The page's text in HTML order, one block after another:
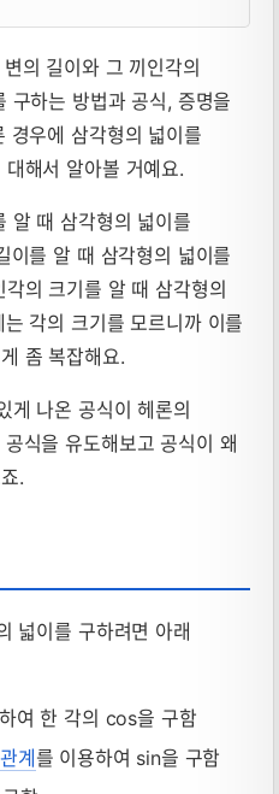
의 길이와 그 끼인각의
구하는 방법과 공식, 증명을
경우에 삼각형의 넓이를
해서 알아볼 거예요.
알 때 삼각형의 넓이를
이를 알 때 삼각형의 넓이를
의 크기를 알 때 삼각형의
각의 크기를 모르니까 이를
좀 복잡해요.
게 나온 공식이 헤론의
식을 유도해보고 공식이 왜
.
넓이를 구하려면 아래
여 한 각의 cos을 구함
계를 이용하여 sin을 구함